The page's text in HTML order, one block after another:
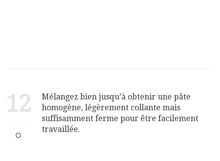
12
Mélangez bien jusqu’à obtenir une pâte
homogène, légèrement collante mais
suffisamment ferme pour être facilement
travaillée.